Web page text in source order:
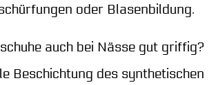
oder Blasenbildung.
auch bei Nässe gut griffig?
Beschichtung des synthetischen